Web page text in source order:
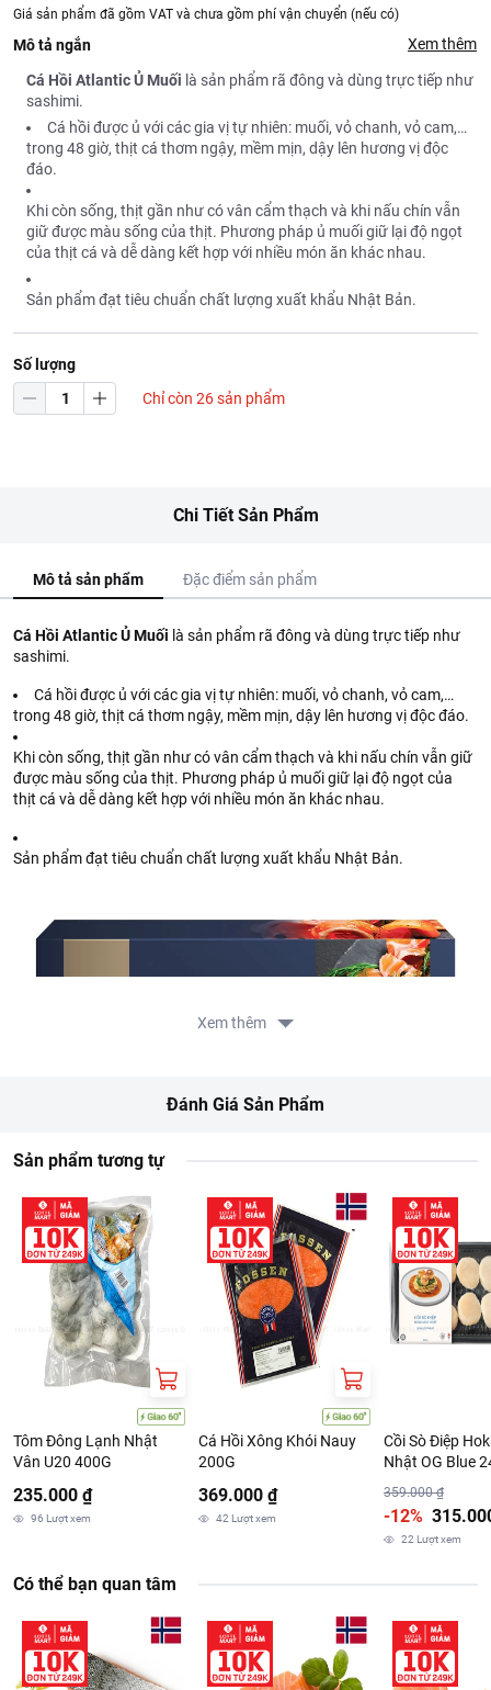
Giá sản phẩm đã gồm VAT và chưa gồm phí vận chuyển (nếu có)
Mô tả ngắn Xem thêm
Cá Hồi Atlantic Ủ Muối là sản phẩm rã đông và dùng trực tiếp như
sashimi.
Cá hồi được ủ với các gia vị tự nhiên: muối, vỏ chanh, vỏ cam,…
trong 48 giờ, thịt cá thơm ngậy, mềm mịn, dậy lên hương vị độc
đáo.
Khi còn sống, thịt gần như có vân cẩm thạch và khi nấu chín vẫn
giữ được màu sống của thịt. Phương pháp ủ muối giữ lại độ ngọt
của thịt cá và dễ dàng kết hợp với nhiều món ăn khác nhau.
Sản phẩm đạt tiêu chuẩn chất lượng xuất khẩu Nhật Bản.
Số lượng
Chỉ còn 26 sản phẩm
Chi Tiết Sản Phẩm
Mô tả sản phẩm Đặc điểm sản phẩm
Cá Hồi Atlantic Ủ Muối là sản phẩm rã đông và dùng trực tiếp như
sashimi.
Cá hồi được ủ với các gia vị tự nhiên: muối, vỏ chanh, vỏ cam,…
trong 48 giờ, thịt cá thơm ngậy, mềm mịn, dậy lên hương vị độc đáo.
Khi còn sống, thịt gần như có vân cẩm thạch và khi nấu chín vẫn giữ
được màu sống của thịt. Phương pháp ủ muối giữ lại độ ngọt của
thịt cá và dễ dàng kết hợp với nhiều món ăn khác nhau.
Sản phẩm đạt tiêu chuẩn chất lượng xuất khẩu Nhật Bản.
Cá hồi được ủ với các gia vị tự nhiên: muối, vỏ chanh, vỏ cam,…
Xem thêm
Đánh Giá Sản Phẩm
Sản phẩm tương tự
Tôm Đông Lạnh Nhật
Vân U20 400G
235.000 ₫
96 Lượt xem
Cá Hồi Xông Khói Nauy
200G
369.000 ₫
42 Lượt xem
Cồi Sò Điệp
Nhật OG Blue
359.000 ₫
-12%
22 Lượt xem
Có thể bạn quan tâm